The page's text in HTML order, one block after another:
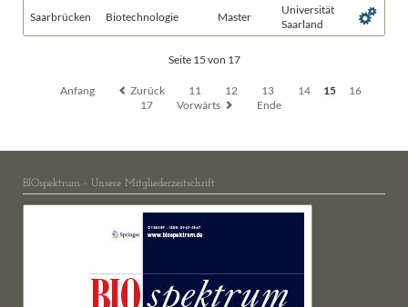
Saarbrücken Biotechnologie Master
Universität
Saarland
Seite 15 von 17
Anfang Zurück 11 12 13 14 15
16
17
Vorwärts Ende
BIOspektrum - Unsere Mitgliederzeitschrift